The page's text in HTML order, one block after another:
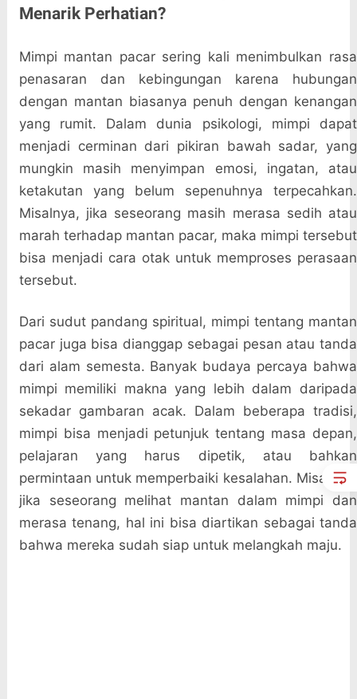
Menarik Perhatian?
Mimpi mantan pacar sering kali menimbulkan rasa
penasaran dan kebingungan karena hubungan
dengan mantan biasanya penuh dengan kenangan
yang rumit. Dalam dunia psikologi, mimpi dapat
menjadi cerminan dari pikiran bawah sadar, yang
mungkin masih menyimpan emosi, ingatan, atau
ketakutan yang belum sepenuhnya terpecahkan.
Misalnya, jika seseorang masih merasa sedih atau
marah terhadap mantan pacar, maka mimpi tersebut
bisa menjadi cara otak untuk memproses perasaan
tersebut.
Dari sudut pandang spiritual, mimpi tentang mantan
pacar juga bisa dianggap sebagai pesan atau tanda
dari alam semesta. Banyak budaya percaya bahwa
mimpi memiliki makna yang lebih dalam daripada
sekadar gambaran acak. Dalam beberapa tradisi,
mimpi bisa menjadi petunjuk tentang masa depan,
pelajaran yang harus dipetik, atau bahkan
permintaan untuk memperbaiki kesalahan. Misalnya,
jika seseorang melihat mantan dalam mimpi dan
merasa tenang, hal ini bisa diartikan sebagai tanda
bahwa mereka sudah siap untuk melangkah maju.